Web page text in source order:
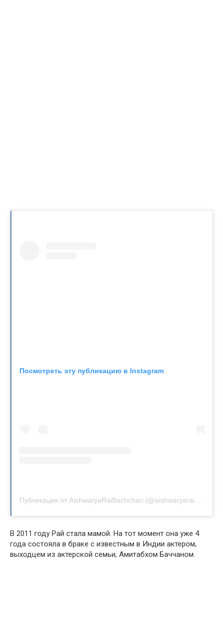
Посмотреть эту публикацию в Instagram
В 2011 году Рай стала мамой. На тот момент она уже 4
года состояла в браке с известным в Индии актером,
выходцем из актерской семьи, Амитабхом Баччаном.